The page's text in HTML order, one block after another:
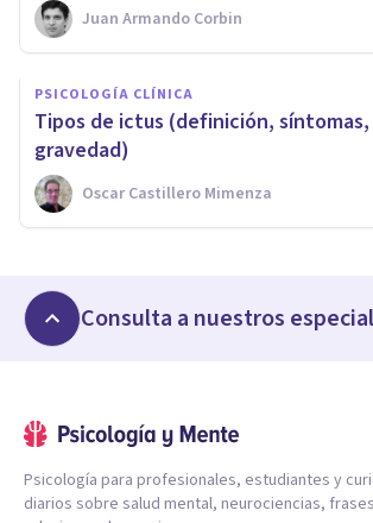
Juan Armando Corbin
PSICOLOGÍA CLÍNICA
​Tipos de ictus (definición, síntomas,
gravedad)
Oscar Castillero Mimenza
Consulta a nuestros
Psicología para profesionales, estudiantes y
diarios sobre salud mental, neurociencias,